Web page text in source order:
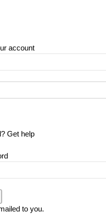
account
Get help
to you.